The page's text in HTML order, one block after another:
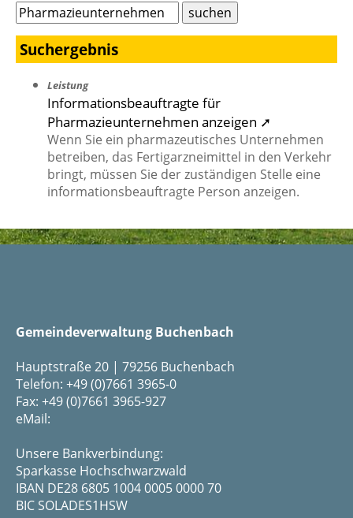
Suchergebnis
Leistung
Informationsbeauftragte für
Pharmazieunternehmen anzeigen ➚
Wenn Sie ein pharmazeutisches Unternehmen
betreiben, das Fertigarzneimittel in den Verkehr
bringt, müssen Sie der zuständigen Stelle eine
informationsbeauftragte Person anzeigen.
Gemeindeverwaltung Buchenbach
Hauptstraße 20 | 79256 Buchenbach
Telefon: +49 (0)7661 3965-0
Fax: +49 (0)7661 3965-927
eMail:
Unsere Bankverbindung:
Sparkasse Hochschwarzwald
IBAN DE28 6805 1004 0005 0000 70
BIC SOLADES1HSW